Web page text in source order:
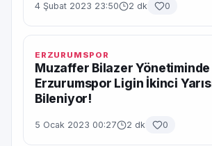
4 Şubat 2023 23:50 2 dk 0
ERZURUMSPOR
Muzaffer Bilazer Yönetiminde
Erzurumspor Ligin İkinci
Bileniyor!
5 Ocak 2023 00:27 2 dk 0